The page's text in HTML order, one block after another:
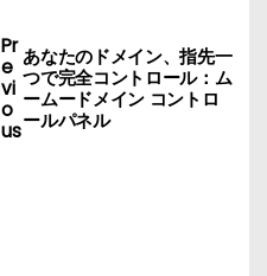
Pr
e
vi
o
us
あなたのドメイン、指先一
つで完全コントロール：ム
ームードメイン コントロ
ールパネル